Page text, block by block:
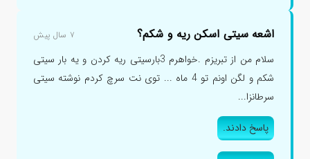
اشعه سیتی اسکن ریه و شکم؟ ۷ سال پیش
سلام من از تبریزم .خواهرم 3بارسیتی ریه کردن و یه بار سیتی
شکم و لگن اونم تو 4 ماه ... توی نت سرچ کردم نوشته سیتی
سرطانزا...
پاسخ دادند.